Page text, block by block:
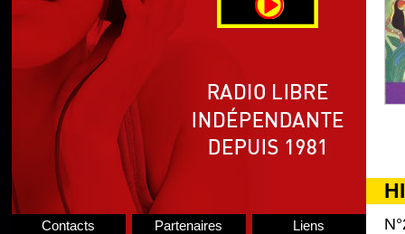
Contacts Partenaires Liens